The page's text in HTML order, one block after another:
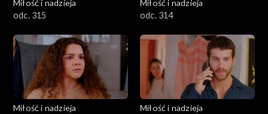
Miłość i nadzieja
odc. 315
Miłość i nadzieja
odc. 314
Miłość i nadzieja
Miłość i nadzieja